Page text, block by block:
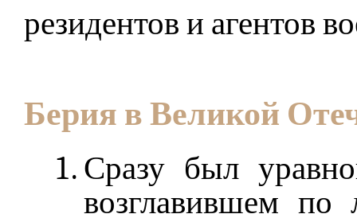
резидентов и агентов
Берия в Великой
Сразу был
возглавившем по